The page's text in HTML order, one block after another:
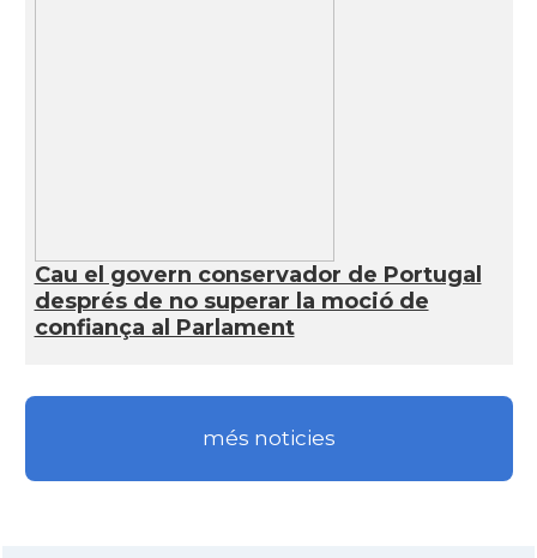
Cau el govern conservador de Portugal
després de no superar la moció de
confiança al Parlament
més noticies